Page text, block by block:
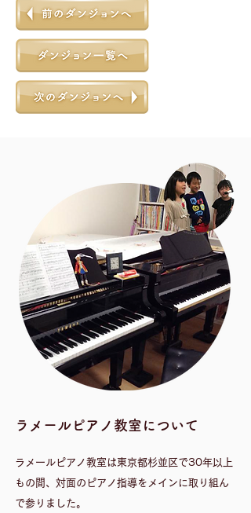
​ラメールピアノ教室について
ラメールピアノ教室は東京都杉並区で30年以上
もの間、対面のピアノ指導をメインに取り組ん
で参りました。